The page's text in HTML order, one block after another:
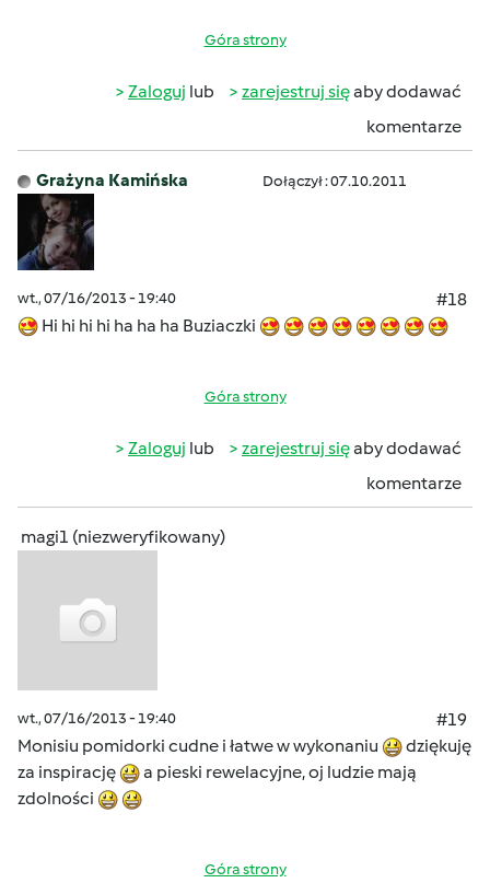
Góra strony
Zaloguj lub zarejestruj sięaby dodawać
komentarze
Grażyna Kamińska Dołączył : 07.10.2011
wt., 07/16/2013 - 19:40
#18
Hi hi hi hi ha ha ha Buziaczki
Góra strony
Zaloguj lub zarejestruj sięaby dodawać
komentarze
magi1 (niezweryfikowany)
wt., 07/16/2013 - 19:40
#19
Monisiu pomidorki cudne i łatwe w wykonaniu
dziękuję
za inspirację
a pieski rewelacyjne, oj ludzie mają
zdolności
Góra strony